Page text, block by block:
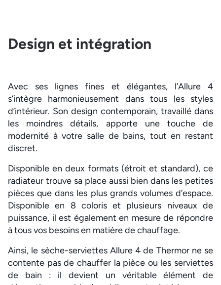
Design et intégration
Avec ses lignes fines et élégantes, l’Allure 4
s’intègre harmonieusement dans tous les styles
d’intérieur. Son design contemporain, travaillé dans
les moindres détails, apporte une touche de
modernité à votre salle de bains, tout en restant
discret.
Disponible en deux formats (étroit et standard), ce
radiateur trouve sa place aussi bien dans les petites
pièces que dans les plus grands volumes d’espace.
Disponible en 8 coloris et plusieurs niveaux de
puissance, il est également en mesure de répondre
à tous vos besoins en matière de chauffage.
Ainsi, le sèche-serviettes Allure 4 de Thermor ne se
contente pas de chauffer la pièce ou les serviettes
de bain : il devient un véritable élément de